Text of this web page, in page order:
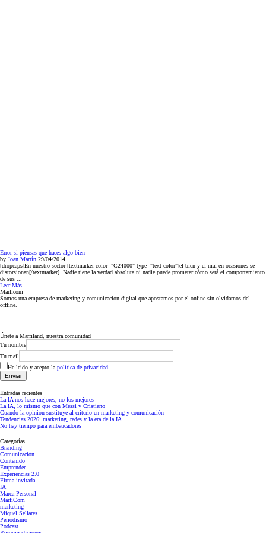
Error si piensas que haces algo bien
by Joan Martín 29/04/2014
[dropcaps]En nuestro sector [textmarker color="C24000" type="text color"]el bien y el mal en ocasiones se
distorsionan[/textmarker]. Nadie tiene la verdad absoluta ni nadie puede prometer cómo será el comportamiento
de sus ...
Leer Más
Marficom
Somos una empresa de marketing y comunicación digital que apostamos por el online sin olvidarnos del
offline.
Únete a Marfiland, nuestra comunidad
Tu nombre
Tu mail
He leído y acepto la política de privacidad
Entradas recientes
La IA nos hace mejores, no los mejores
La IA, lo mismo que con Messi y Cristiano
Cuando la opinión sustituye al criterio en marketing y comunicación
Tendencias 2026: marketing, redes y la era de la IA
No hay tiempo para embaucadores
Categorías
Branding
Comunicación
Contenido
Emprender
Experiencias 2.0
Firma invitada
IA
Marca Personal
MarfiCom
marketing
Miquel Sellares
Periodismo
Podcast